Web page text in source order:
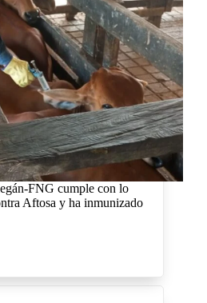
FNG cumple con lo
Aftosa y ha inmunizado